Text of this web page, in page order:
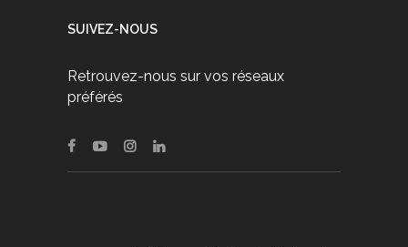
SUIVEZ-NOUS
Retrouvez-nous sur vos réseaux
préférés